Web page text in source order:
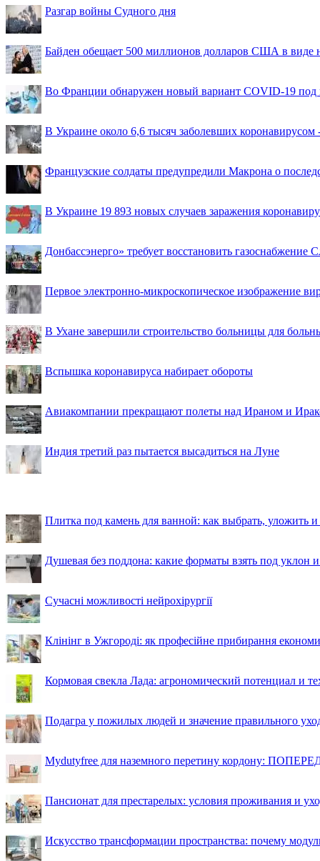
Разгар войны Судного дня
Байден обещает 500 миллионов долларов США в
Во Франции обнаружен новый вариант COVID-19 под
В Украине около 6,6 тысяч заболевших коронавирусом
Французские солдаты предупредили Макрона о
В Украине 19 893 новых случаев заражения
Донбассэнерго» требует восстановить газоснабжение
Первое электронно-микроскопическое изображение
В Ухане завершили строительство больницы для
Вспышка коронавируса набирает обороты
Авиакомпании прекращают полеты над Ираном и
Индия третий раз пытается высадиться на Луне
Плитка под камень для ванной: как выбрать, уложить
Душевая без поддона: какие форматы взять под уклон
Сучасні можливості нейрохірургії
Клінінг в Ужгороді: як професійне прибирання
Кормовая свекла Лада: агрономический потенциал и
Подагра у пожилых людей и значение правильного
Mydutyfree для наземного перетину кордону:
Пансионат для престарелых: условия проживания и
Искусство трансформации пространства: почему